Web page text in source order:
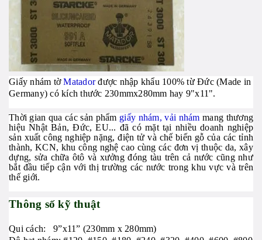
Giấy nhám tờ Matador được nhập khẩu 100% từ Đức (Made in
Germany) có kích thước 230mmx280mm hay 9"x11".
Thời gian qua các sản phẩm giấy nhám, vải nhám mang thương
hiệu Nhật Bản, Đức, EU... đã có mặt tại nhiều doanh nghiệp
sản xuất công nghiệp nặng, điện tử và chế biến gỗ của các tỉnh
thành, KCN, khu công nghệ cao cùng các đơn vị thuộc da, xây
dựng, sửa chữa ôtô và xưởng đóng tàu trên cả nước cũng như
bắt đầu tiếp cận với thị trường các nước trong khu vực và trên
thế giới.
Thông số kỹ thuật
Qui cách: 9”x11” (230mm x 280mm)